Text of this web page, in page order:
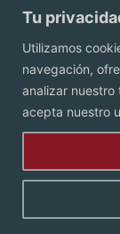
Tu
Utilizamos
navegación,
analizar
acepta nuestro